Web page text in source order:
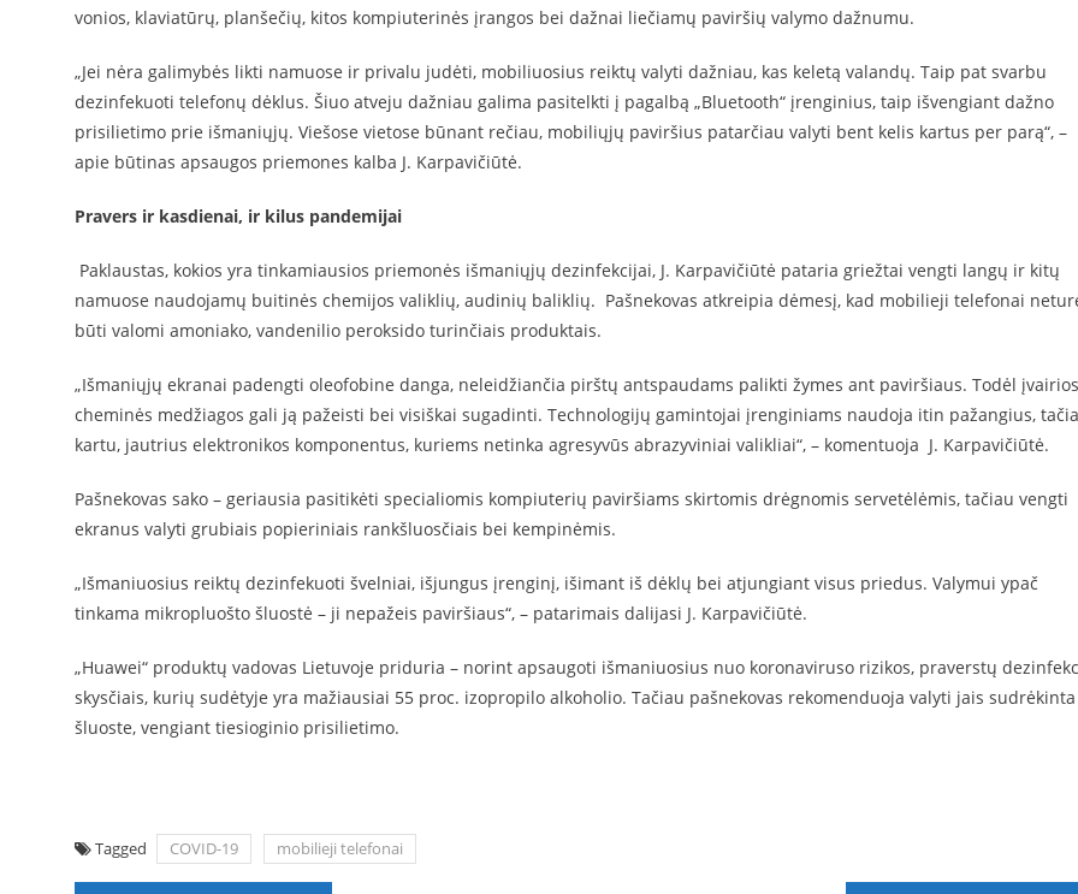
vonios, klaviatūrų, planšečių, kitos kompiuterinės įrangos bei dažnai liečiamų paviršių valymo dažnumu.
„Jei nėra galimybės likti namuose ir privalu judėti, mobiliuosius reiktų valyti dažniau, kas keletą valandų. Taip pat svarbu
dezinfekuoti telefonų dėklus. Šiuo atveju dažniau galima pasitelkti į pagalbą „Bluetooth“ įrenginius, taip išvengiant dažno
prisilietimo prie išmaniųjų. Viešose vietose būnant rečiau, mobiliųjų paviršius patarčiau valyti bent kelis kartus per parą“, –
apie būtinas apsaugos priemones kalba J. Karpavičiūtė.
Pravers ir kasdienai, ir kilus pandemijai
Paklaustas, kokios yra tinkamiausios priemonės išmaniųjų dezinfekcijai, J. Karpavičiūtė pataria griežtai vengti langų ir kitų
namuose naudojamų buitinės chemijos valiklių, audinių baliklių. Pašnekovas atkreipia dėmesį, kad mobilieji telefonai
būti valomi amoniako, vandenilio peroksido turinčiais produktais.
„Išmaniųjų ekranai padengti oleofobine danga, neleidžiančia pirštų antspaudams palikti žymes ant paviršiaus. Todėl įvairios
cheminės medžiagos gali ją pažeisti bei visiškai sugadinti. Technologijų gamintojai įrenginiams naudoja itin pažangius,
kartu, jautrius elektronikos komponentus, kuriems netinka agresyvūs abrazyviniai valikliai“, – komentuoja J. Karpavičiūtė.
Pašnekovas sako – geriausia pasitikėti specialiomis kompiuterių paviršiams skirtomis drėgnomis servetėlėmis, tačiau vengti
ekranus valyti grubiais popieriniais rankšluosčiais bei kempinėmis.
„Išmaniuosius reiktų dezinfekuoti švelniai, išjungus įrenginį, išimant iš dėklų bei atjungiant visus priedus. Valymui ypač
tinkama mikropluošto šluostė – ji nepažeis paviršiaus“, – patarimais dalijasi J. Karpavičiūtė.
„Huawei“ produktų vadovas Lietuvoje priduria – norint apsaugoti išmaniuosius nuo koronaviruso rizikos, praverstų
skysčiais, kurių sudėtyje yra mažiausiai 55 proc. izopropilo alkoholio. Tačiau pašnekovas rekomenduoja valyti jais sudrėkinta
šluoste, vengiant tiesioginio prisilietimo.
Tagged COVID-19 mobilieji telefonai